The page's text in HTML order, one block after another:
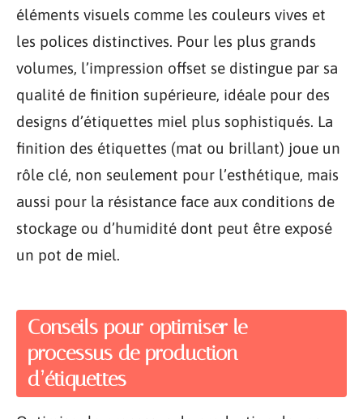
éléments visuels comme les couleurs vives et
les polices distinctives. Pour les plus grands
volumes, l’impression offset se distingue par sa
qualité de finition supérieure, idéale pour des
designs d’étiquettes miel plus sophistiqués. La
finition des étiquettes (mat ou brillant) joue un
rôle clé, non seulement pour l’esthétique, mais
aussi pour la résistance face aux conditions de
stockage ou d’humidité dont peut être exposé
un pot de miel.
Conseils pour optimiser le
processus de production
d’étiquettes